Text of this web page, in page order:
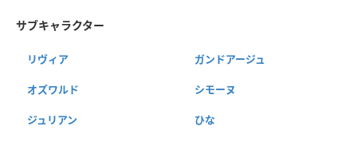
サブキャラクター
リヴィア ガンドアージュ
オズワルド シモーヌ
ジュリアン ひな